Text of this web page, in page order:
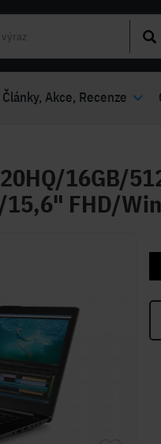
Články, Akce, Recenze
16GB/
15,6" FHD/Win